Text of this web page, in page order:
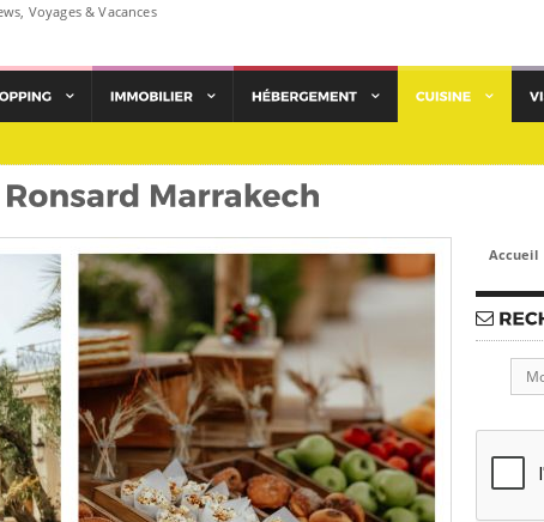
Voyages & Vacances
Accueil